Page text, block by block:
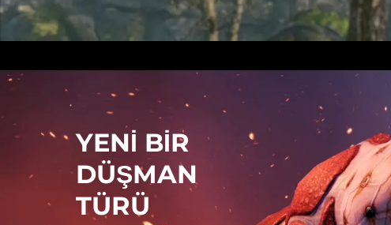
YENİ BİR
DÜŞMAN
TÜRÜ